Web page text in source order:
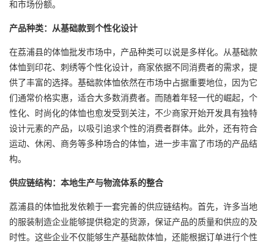
和市场份额。
产品种类：从基础款到个性化设计
在荔浦县的体恤批发市场中，产品种类可以说是多样化。从基础款
体恤到印花、刺绣等个性化设计，商家依据不同消费者的需求，提
供了丰富的选择。基础款体恤依然在市场中占据重要地位，因为它
们通常价格实惠，适合大多数消费者。而随着年轻一代的崛起，个
性化、时尚化的体恤也愈发受到关注，不少商家开始开发具有独特
设计元素的产品，以吸引追求个性的消费者群体。此外，还有符合
运动、休闲、商务等多种场合的体恤，进一步丰富了市场的产品结
构。
供应链结构：本地生产与物流体系的整合
荔浦县的体恤批发依赖于一套完善的供应链结构。首先，许多当地
的服装制造企业能够提供稳定的货源，保证产品的质量和供应的及
时性。这些企业不仅能够生产基础款体恤，还能根据订单进行个性